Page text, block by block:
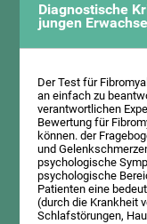
Diagnostische
jungen
Der Test für
an einfach zu
verantwortlichen
Bewertung für
können. der
und
psychologische
psychologische
Patienten eine
(durch die Krankheit
Schlafstörungen,